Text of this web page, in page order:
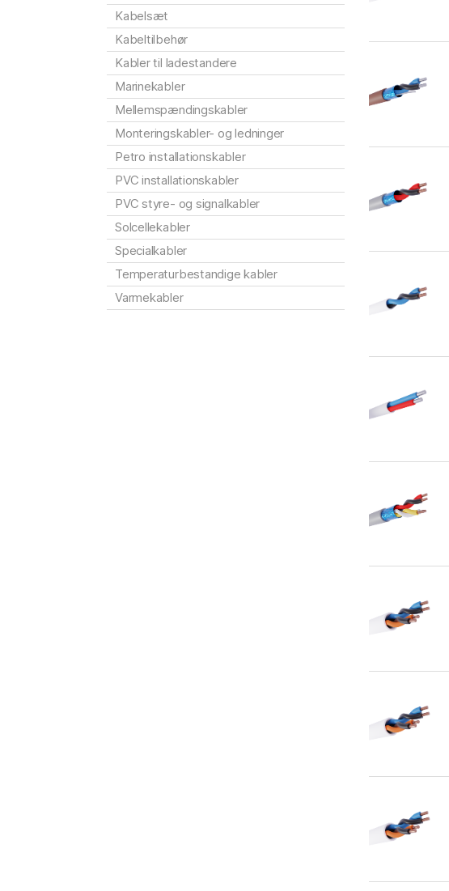
Kabelsæt
Kabeltilbehør
Kabler til ladestandere
Marinekabler
Mellemspændingskabler
Monteringskabler- og ledninger
Petro installationskabler
PVC installationskabler
PVC styre- og signalkabler
Solcellekabler
Specialkabler
Temperaturbestandige kabler
Varmekabler